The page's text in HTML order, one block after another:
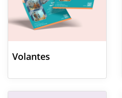
Volantes